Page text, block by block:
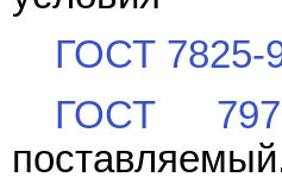
ГОСТ 7825-
ГОСТ